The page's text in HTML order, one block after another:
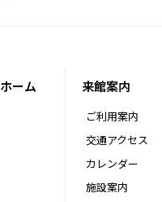
ホーム 来館案内
ご利用案内
交通アクセス
カレンダー
施設案内